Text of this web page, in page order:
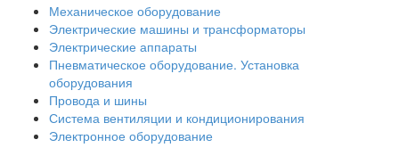
Механическое оборудование
Электрические машины и трансформаторы
Электрические аппараты
Пневматическое оборудование. Установка
оборудования
Провода и шины
Система вентиляции и кондиционирования
Электронное оборудование